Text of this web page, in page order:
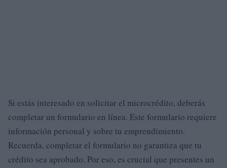
Si estás interesado en solicitar el microcrédito, deberás
completar un formulario en línea. Este formulario requiere
información personal y sobre tu emprendimiento.
Recuerda, completar el formulario no garantiza que tu
crédito sea aprobado. Por eso, es crucial que presentes un